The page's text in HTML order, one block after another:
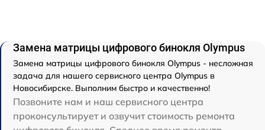
Замена матрицы цифрового бинокля Olympus
Замена матрицы цифрового бинокля Olympus - несложная
задача для нашего сервисного центра Olympus в
Новосибирске. Выполним быстро и качественно!
Позвоните нам и наш сервисного центра
проконсультирует и озвучит стоимость ремонта